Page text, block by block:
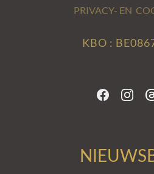
PRIVACY- EN
KBO :